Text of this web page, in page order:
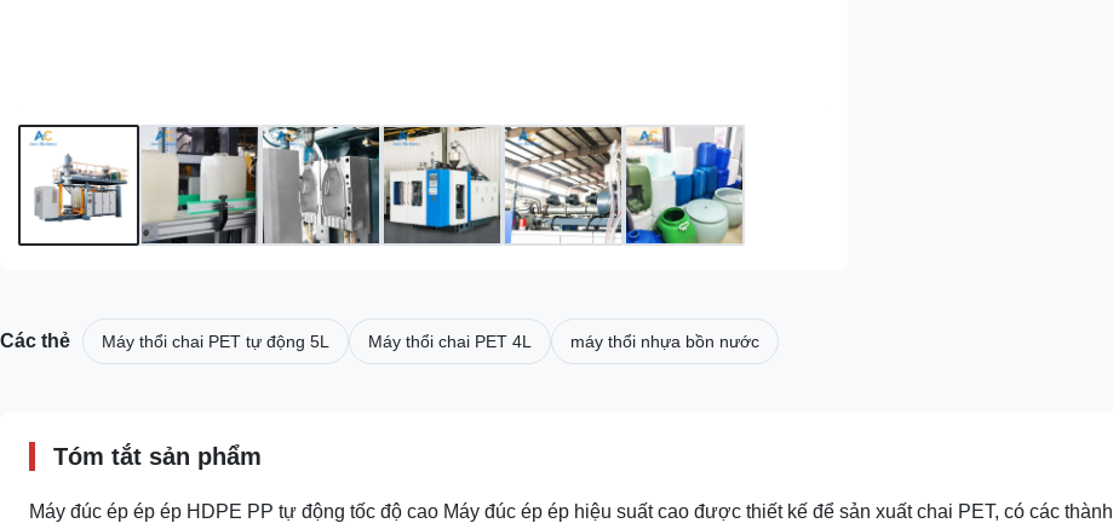
Các thẻ Máy thổi chai PET tự động 5L Máy thổi chai PET 4L máy thổi nhựa bồn nước
Tóm tắt sản phẩm
Máy đúc ép ép ép HDPE PP tự động tốc độ cao Máy đúc ép ép hiệu suất cao được thiết kế để sản xuất chai PET, có các thành